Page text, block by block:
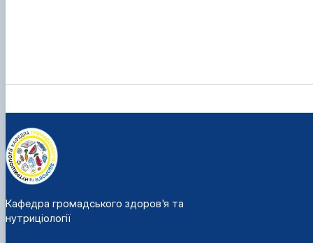
Кафедра громадського здоров'я та
нутриціології